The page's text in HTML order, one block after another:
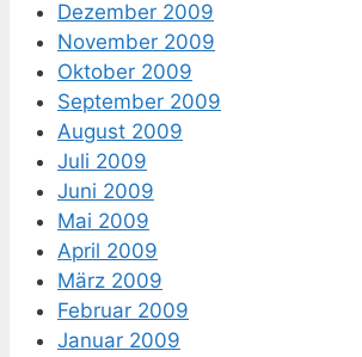
Dezember 2009
November 2009
Oktober 2009
September 2009
August 2009
Juli 2009
Juni 2009
Mai 2009
April 2009
März 2009
Februar 2009
Januar 2009